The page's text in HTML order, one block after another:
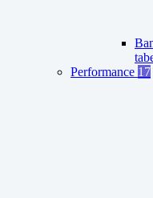
Performance 17